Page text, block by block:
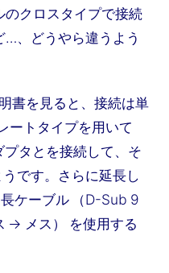
のクロスタイプで接続
…、どうやら違うよう
書を見ると、接続は単
ートタイプを用いて
タとを接続して、そ
です。さらに延長し
ケーブル （D-Sub 9
→ メス） を使用する